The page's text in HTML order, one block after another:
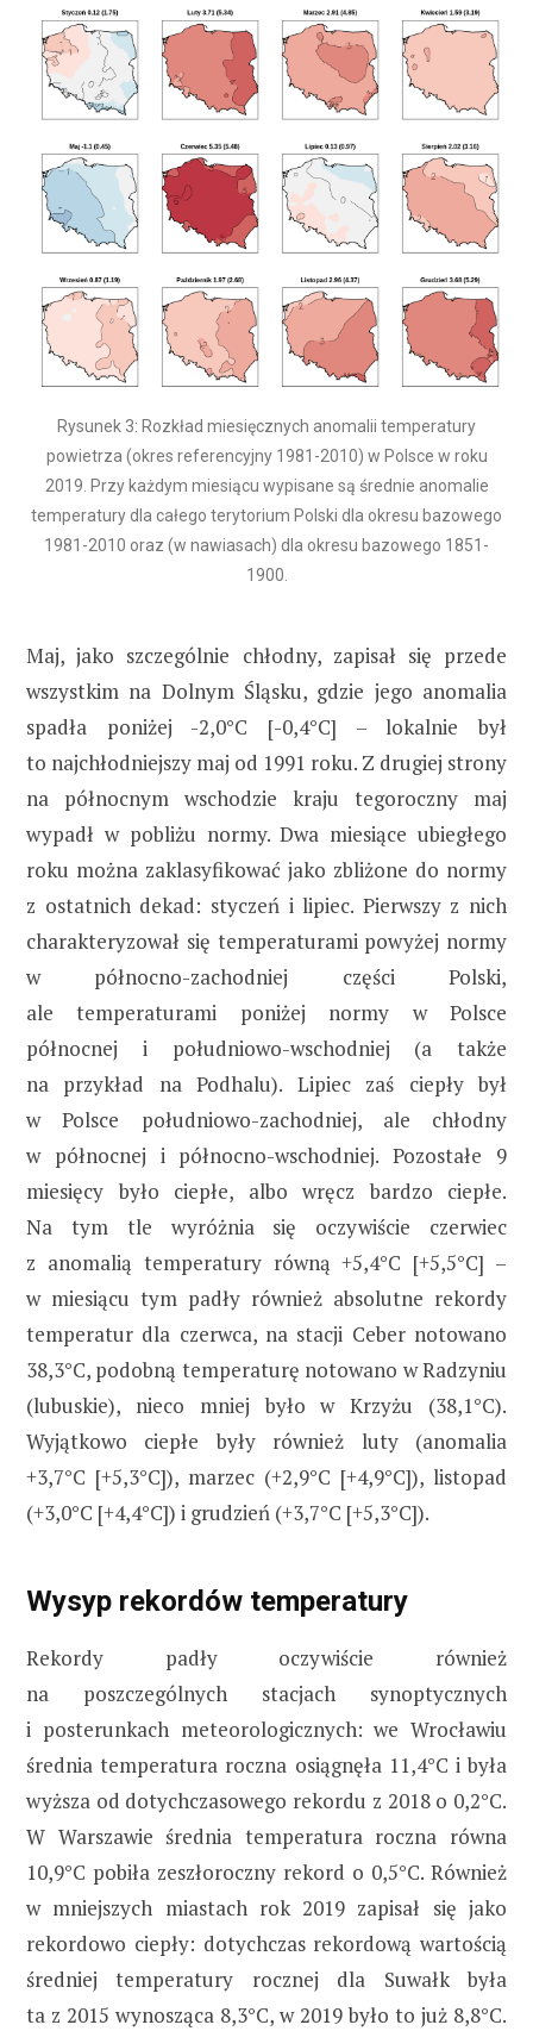
Rysunek 3: Rozkład miesięcznych anomalii temperatury
powietrza (okres referencyjny 1981-2010) w Polsce w roku
2019. Przy każdym miesiącu wypisane są średnie anomalie
temperatury dla całego terytorium Polski dla okresu bazowego
1981-2010 oraz (w nawiasach) dla okresu bazowego 1851-
1900.
Maj, jako szczególnie chłodny, zapisał się przede
wszystkim na Dolnym Śląsku, gdzie jego anomalia
spadła poniżej -2,0°C [-0,4°C] – lokalnie był
to najchłodniejszy maj od 1991 roku. Z drugiej strony
na północnym wschodzie kraju tegoroczny maj
wypadł w pobliżu normy. Dwa miesiące ubiegłego
roku można zaklasyfikować jako zbliżone do normy
z ostatnich dekad: styczeń i lipiec. Pierwszy z nich
charakteryzował się temperaturami powyżej normy
w północno-zachodniej części Polski,
ale temperaturami poniżej normy w Polsce
północnej i południowo-wschodniej (a także
na przykład na Podhalu). Lipiec zaś ciepły był
w Polsce południowo-zachodniej, ale chłodny
w północnej i północno-wschodniej. Pozostałe 9
miesięcy było ciepłe, albo wręcz bardzo ciepłe.
Na tym tle wyróżnia się oczywiście czerwiec
z anomalią temperatury równą +5,4°C [+5,5°C] –
w miesiącu tym padły również absolutne rekordy
temperatur dla czerwca, na stacji Ceber notowano
38,3°C, podobną temperaturę notowano w Radzyniu
(lubuskie), nieco mniej było w Krzyżu (38,1°C).
Wyjątkowo ciepłe były również luty (anomalia
+3,7°C [+5,3°C]), marzec (+2,9°C [+4,9°C]), listopad
(+3,0°C [+4,4°C]) i grudzień (+3,7°C [+5,3°C]).
Wysyp rekordów temperatury
Rekordy padły oczywiście również
na poszczególnych stacjach synoptycznych
i posterunkach meteorologicznych: we Wrocławiu
średnia temperatura roczna osiągnęła 11,4°C i była
wyższa od dotychczasowego rekordu z 2018 o 0,2°C.
W Warszawie średnia temperatura roczna równa
10,9°C pobiła zeszłoroczny rekord o 0,5°C. Również
w mniejszych miastach rok 2019 zapisał się jako
rekordowo ciepły: dotychczas rekordową wartością
średniej temperatury rocznej dla Suwałk była
ta z 2015 wynosząca 8,3°C, w 2019 było to już 8,8°C.